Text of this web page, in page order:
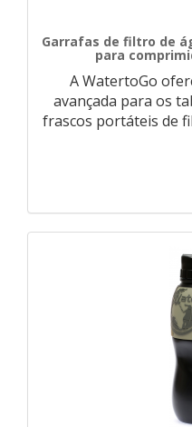
Garrafas de filtro de
para
A WatertoGo
avançada para os
frascos portáteis de